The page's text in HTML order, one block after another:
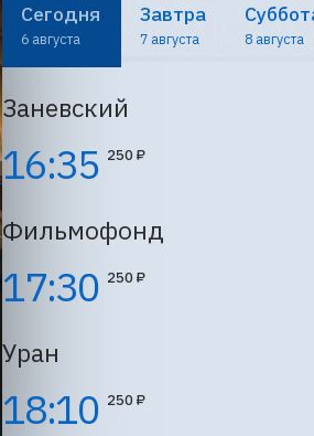
Сегодня
6 августа
Завтра
7 августа 8 августа
Заневский
16:35 250 ₽
Фильмофонд
17:30 250 ₽
Уран
18:10 250 ₽